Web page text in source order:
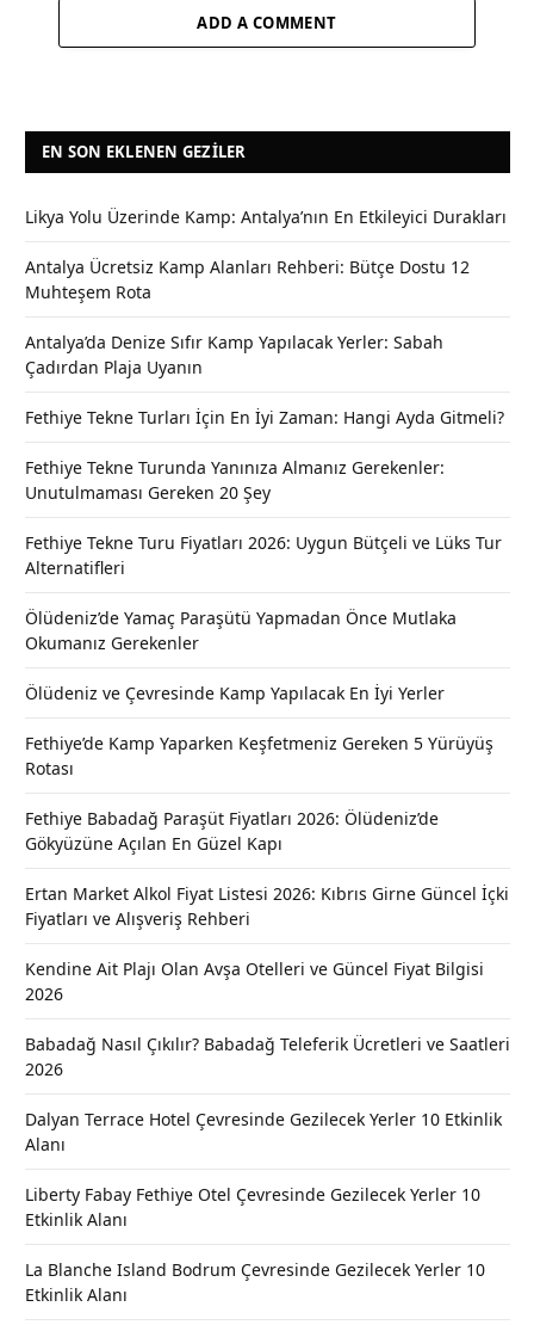
ADD A COMMENT
EN SON EKLENEN GEZILER
Likya Yolu Üzerinde Kamp: Antalya’nın En Etkileyici Durakları
Antalya Ücretsiz Kamp Alanları Rehberi: Bütçe Dostu 12
Muhteşem Rota
Antalya’da Denize Sıfır Kamp Yapılacak Yerler: Sabah
Çadırdan Plaja Uyanın
Fethiye Tekne Turları İçin En İyi Zaman: Hangi Ayda Gitmeli?
Fethiye Tekne Turunda Yanınıza Almanız Gerekenler:
Unutulmaması Gereken 20 Şey
Fethiye Tekne Turu Fiyatları 2026: Uygun Bütçeli ve Lüks Tur
Alternatifleri
Ölüdeniz’de Yamaç Paraşütü Yapmadan Önce Mutlaka
Okumanız Gerekenler
Ölüdeniz ve Çevresinde Kamp Yapılacak En İyi Yerler
Fethiye’de Kamp Yaparken Keşfetmeniz Gereken 5 Yürüyüş
Rotası
Fethiye Babadağ Paraşüt Fiyatları 2026: Ölüdeniz’de
Gökyüzüne Açılan En Güzel Kapı
Ertan Market Alkol Fiyat Listesi 2026: Kıbrıs Girne Güncel İçki
Fiyatları ve Alışveriş Rehberi
Kendine Ait Plajı Olan Avşa Otelleri ve Güncel Fiyat Bilgisi
2026
Babadağ Nasıl Çıkılır? Babadağ Teleferik Ücretleri ve Saatleri
2026
Dalyan Terrace Hotel Çevresinde Gezilecek Yerler 10 Etkinlik
Alanı
Liberty Fabay Fethiye Otel Çevresinde Gezilecek Yerler 10
Etkinlik Alanı
La Blanche Island Bodrum Çevresinde Gezilecek Yerler 10
Etkinlik Alanı